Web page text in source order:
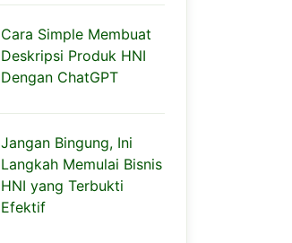
Cara Simple Membuat
Deskripsi Produk HNI
Dengan ChatGPT
Jangan Bingung, Ini
Langkah Memulai Bisnis
HNI yang Terbukti
Efektif